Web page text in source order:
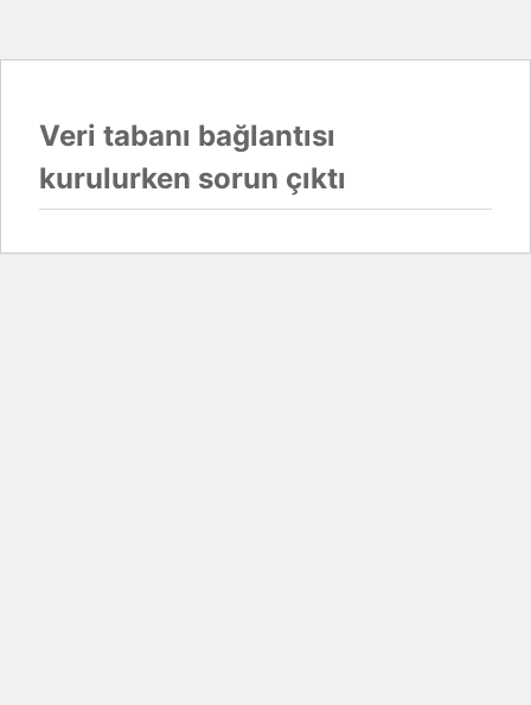
Veri tabanı bağlantısı
kurulurken sorun çıktı